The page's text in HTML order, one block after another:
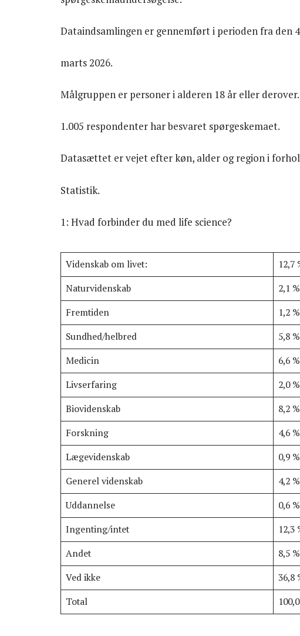
Dataindsamlingen er gennemført i perioden fra den
marts 2026.
Målgruppen er personer i alderen 18 år eller derover.
1.005 respondenter har besvaret spørgeskemaet.
Datasættet er vejet efter køn, alder og region i
Statistik.
1: Hvad forbinder du med life science?
Videnskab om livet:
12,7
Naturvidenskab
2,1 %
Fremtiden
1,2 %
Sundhed/helbred
5,8 %
Medicin
6,6 %
Livserfaring
2,0 %
Biovidenskab
8,2 %
Forskning
4,6 %
Lægevidenskab
0,9 %
Generel videnskab
4,2 %
Uddannelse
0,6 %
Ingenting/intet
12,3
Andet
8,5 %
Ved ikke
36,8
Total